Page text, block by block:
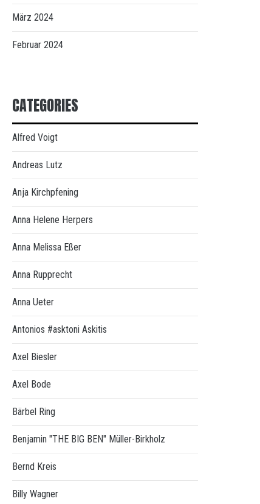
März 2024
Februar 2024
CATEGORIES
Alfred Voigt
Andreas Lutz
Anja Kirchpfening
Anna Helene Herpers
Anna Melissa Eßer
Anna Rupprecht
Anna Ueter
Antonios #asktoni Askitis
Axel Biesler
Axel Bode
Bärbel Ring
Benjamin "THE BIG BEN" Müller-Birkholz
Bernd Kreis
Billy Wagner